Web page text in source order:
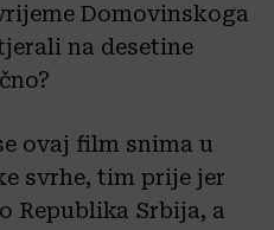
Domovinskoga
na desetine
ovaj film snima u
svrhe, tim prije jer
Republika Srbija, a